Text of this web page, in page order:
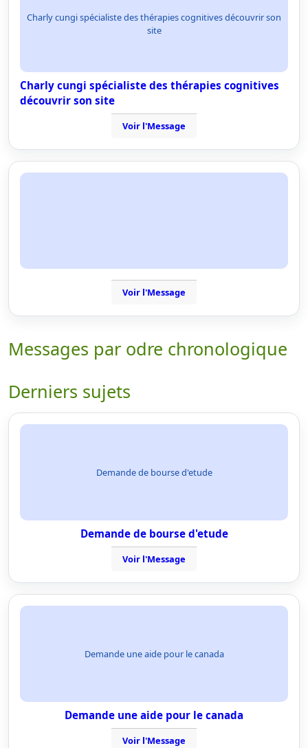
Charly cungi spécialiste des thérapies cognitives découvrir son
site
Charly cungi spécialiste des thérapies cognitives
découvrir son site
Voir l'Message
Voir l'Message
Messages par odre chronologique
Derniers sujets
Demande de bourse d'etude
Demande de bourse d'etude
Voir l'Message
Demande une aide pour le canada
Demande une aide pour le canada
Voir l'Message